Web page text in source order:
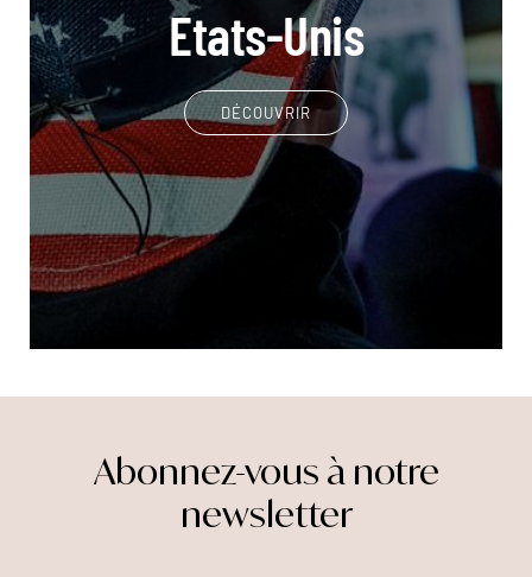
Etats-Unis
DÉCOUVRIR
Abonnez-vous à notre
newsletter